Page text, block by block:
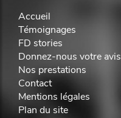
Accueil
Témoignages
FD stories
Donnez-nous votre avis
Nos prestations
Contact
Mentions légales
Plan du site